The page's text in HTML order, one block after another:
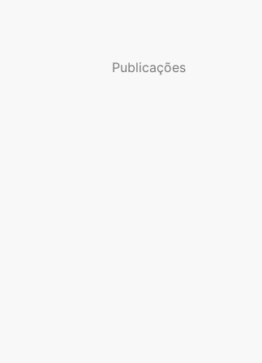
Publicações